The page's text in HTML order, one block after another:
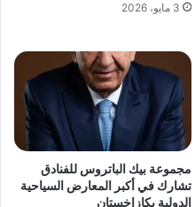
3 مايو، 2026
مجموعة بيك الباتروس للفنادق
تشارك في أكبر المعارض السياحية
الدولية بكازاخستان